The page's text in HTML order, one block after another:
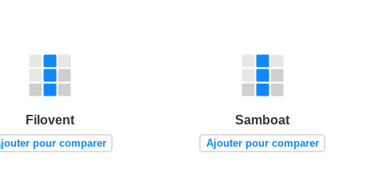
Filovent
pour comparer
Samboat
Ajouter pour comparer